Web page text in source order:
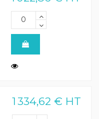
1 334,62 € HT